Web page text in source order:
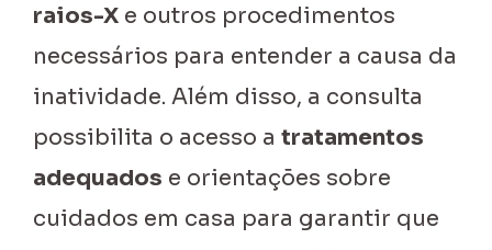
raios-X e outros procedimentos
necessários para entender a causa da
inatividade. Além disso, a consulta
possibilita o acesso a tratamentos
adequados e orientações sobre
cuidados em casa para garantir que